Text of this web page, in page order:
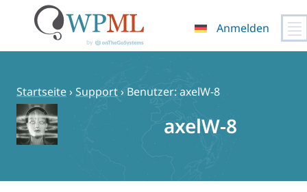
springen
Anmelden
Startseite›Support› Benutzer: axelW-8
axelW-8